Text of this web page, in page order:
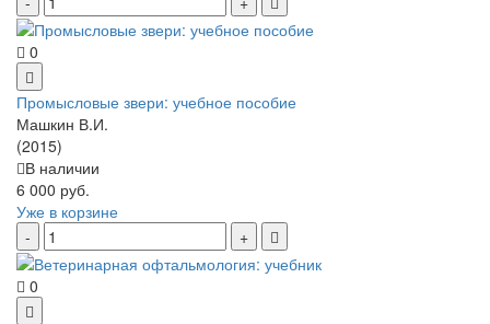
0
Промысловые звери: учебное пособие
Машкин В.И.
(2015)
В наличии
6 000 руб.
Уже в корзине
0